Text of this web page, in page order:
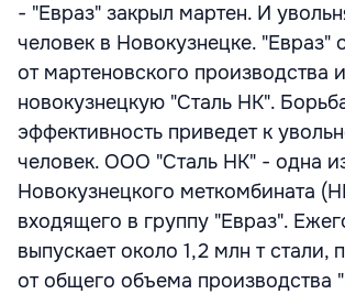
- "Евраз" закрыл мартен. И
человек в Новокузнецке. "Евраз"
от мартеновского производства
новокузнецкую "Сталь НК".
эффективность приведет к
человек. ООО "Сталь НК" - одна
Новокузнецкого меткомбината
входящего в группу "Евраз".
выпускает около 1,2 млн т стали,
от общего объема производства